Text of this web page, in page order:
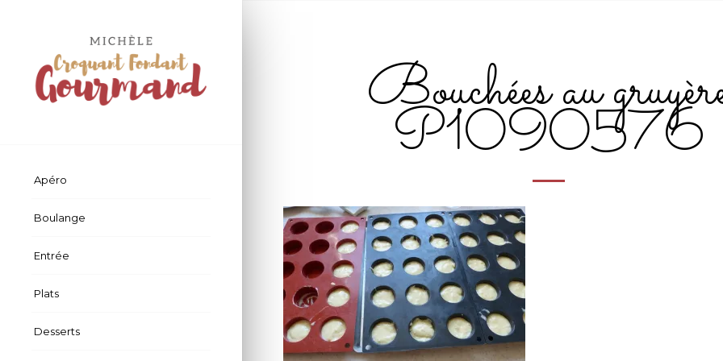
Apéro
Boulange
Entrée
Plats
Desserts
Bouchées au
P1090576